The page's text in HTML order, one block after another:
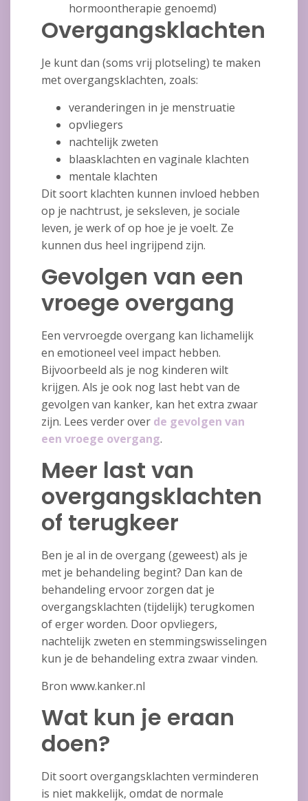
hormoontherapie genoemd)
Overgangsklachten
Je kunt dan (soms vrij plotseling) te maken
met overgangsklachten, zoals:
veranderingen in je menstruatie
opvliegers
nachtelijk zweten
blaasklachten en vaginale klachten
mentale klachten
Dit soort klachten kunnen invloed hebben
op je nachtrust, je seksleven, je sociale
leven, je werk of op hoe je je voelt. Ze
kunnen dus heel ingrijpend zijn.
Gevolgen van een
vroege overgang
Een vervroegde overgang kan lichamelijk
en emotioneel veel impact hebben.
Bijvoorbeeld als je nog kinderen wilt
krijgen. Als je ook nog last hebt van de
gevolgen van kanker, kan het extra zwaar
zijn. Lees verder over de gevolgen van
een vroege overgang.
Meer last van
overgangsklachten
of terugkeer
Ben je al in de overgang (geweest) als je
met je behandeling begint? Dan kan de
behandeling ervoor zorgen dat je
overgangsklachten (tijdelijk) terugkomen
of erger worden. Door opvliegers,
nachtelijk zweten en stemmingswisselingen
kun je de behandeling extra zwaar vinden.
Bron www.kanker.nl
Wat kun je eraan
doen?
Dit soort overgangsklachten verminderen
is niet makkelijk, omdat de normale